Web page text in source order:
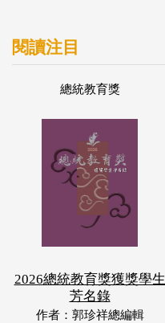
閱讀注目
總統教育獎
2026總統教育獎獲獎學生
芳名錄
作者：郭珍祥總編輯